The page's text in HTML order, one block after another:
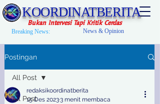
KOORDINATBERITA
Bukan Intervesi Tapi Kritik Cerdas
Breaking News: News & Opinion
Postingan
All Post
All Post
redaksikoordinatberita
15 Des 20233 menit membaca